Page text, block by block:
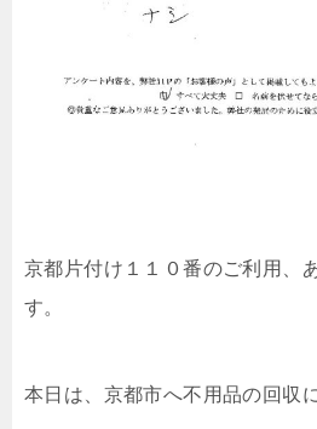
京都片付け１１０番のご利用、
す。
本日は、京都市へ不用品の回収